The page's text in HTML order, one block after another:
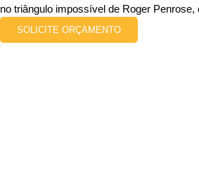
no triângulo impossível de Roger Penrose,
SOLICITE ORÇAMENTO